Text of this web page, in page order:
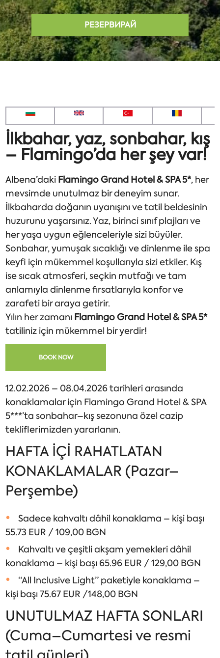
РЕЗЕРВИРАЙ
İlkbahar, yaz, sonbahar, kış
– Flamingo’da her şey var!
Albena’daki Flamingo Grand Hotel & SPA 5*, her
mevsimde unutulmaz bir deneyim sunar.
İlkbaharda doğanın uyanışını ve tatil beldesinin
huzurunu yaşarsınız. Yaz, birinci sınıf plajları ve
her yaşa uygun eğlenceleriyle sizi büyüler.
Sonbahar, yumuşak sıcaklığı ve dinlenme ile spa
keyfi için mükemmel koşullarıyla sizi etkiler. Kış
ise sıcak atmosferi, seçkin mutfağı ve tam
anlamıyla dinlenme fırsatlarıyla konfor ve
zarafeti bir araya getirir.
Yılın her zamanı Flamingo Grand Hotel & SPA 5*
tatiliniz için mükemmel bir yerdir!
BOOK NOW
12.02.2026 – 08.04.2026 tarihleri arasında
konaklamalar için Flamingo Grand Hotel & SPA
5***’ta sonbahar–kış sezonuna özel cazip
tekliflerimizden yararlanın.
HAFTA İÇİ RAHATLATAN
KONAKLAMALAR (Pazar–
Perşembe)
Sadece kahvaltı dâhil konaklama – kişi başı
55.73 EUR / 109,00 BGN
Kahvaltı ve çeşitli akşam yemekleri dâhil
konaklama – kişi başı 65.96 EUR / 129,00 BGN
“All Inclusive Light” paketiyle konaklama –
kişi başı 75.67 EUR /148,00 BGN
UNUTULMAZ HAFTA SONLARI
(Cuma–Cumartesi ve resmi